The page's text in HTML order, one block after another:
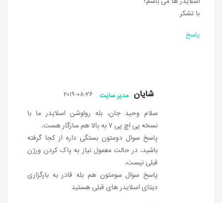
با تشکر
پاسخ
مدیر سایت شایان
۲۰۱۹-۰۸-۲۶
سلام وحید جان، بله رولوشن اسلایدر ما با
نسخه پی اچ پی ۷ به بالا هم سازگار هست،
پاسخ سوال دومتون بستگی داره از کجا گرفته
باشید، در حالت معمول نیاز به پاک کردن ورژن
قبلی نیست،
پاسخ سوال سومتون هم بله قادر به بارگزاری
دیتای اسلایدر های قبلی هستید